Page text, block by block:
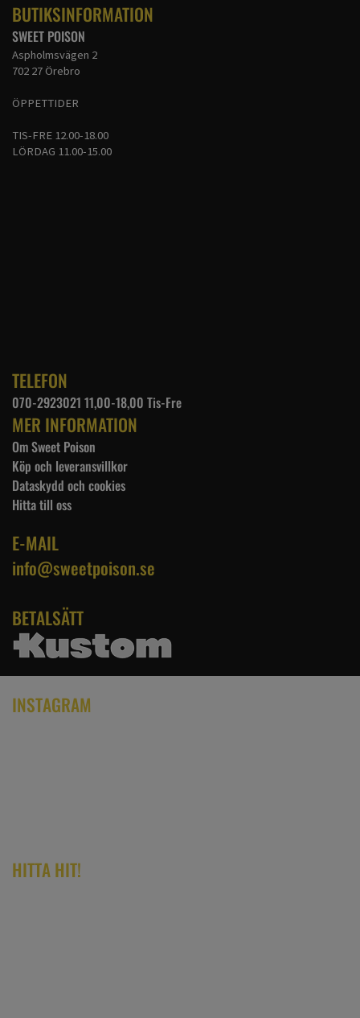
BUTIKSINFORMATION
SWEET POISON
Aspholmsvägen 2
702 27 Örebro
ÖPPETTIDER
TIS-FRE 12.00-18.00
LÖRDAG 11.00-15.00
TELEFON
070-2923021 11,00-18,00 Tis-Fre
MER INFORMATION
Om Sweet Poison
Köp och leveransvillkor
Dataskydd och cookies
Hitta till oss
E-MAIL
info@sweetpoison.se
BETALSÄTT
INSTAGRAM
HITTA HIT!